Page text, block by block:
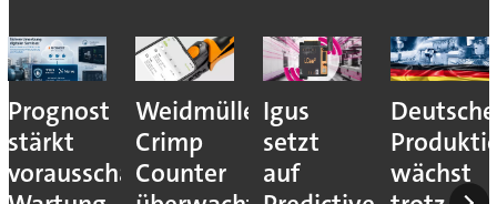
Prognost
stärkt
vorausschauende
Weidmüller:
Crimp
Counter
Igus
setzt
auf
Deutsche
wächst